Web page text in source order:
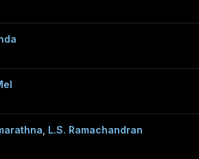
L.S. Ramachandran